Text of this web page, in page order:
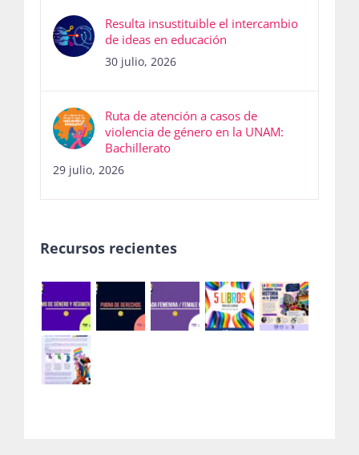
Resulta insustituible el intercambio
de ideas en educación
30 julio, 2026
Ruta de atención a casos de
violencia de género en la UNAM:
Bachillerato
29 julio, 2026
Recursos recientes